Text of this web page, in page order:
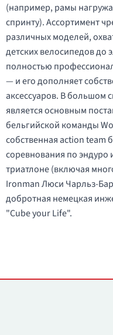
(например, рамы
спринту). Ассортимент
различных моделей,
детских велосипедов до
полностью
— и его дополняет
аксессуаров. В большом
является основным
бельгийской команды
собственная action team
соревнования по эндуро
триатлоне (включая
Ironman Люси Чарльз-
добротная немецкая
"Cube your Life".